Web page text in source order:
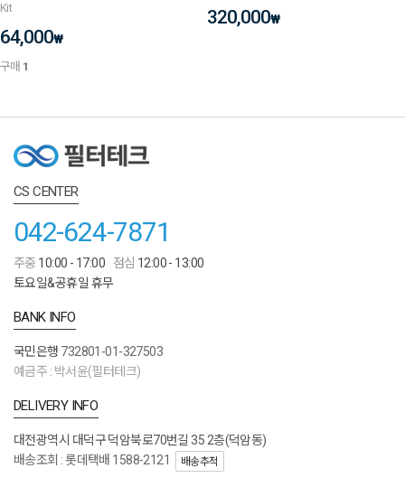
Kit
64,000₩
구매 1
320,000₩
CS CENTER
042-624-7871
주중 10:00 - 17:00 점심 12:00 - 13:00
토요일&공휴일 휴무
BANK INFO
국민은행 732801-01-327503
예금주 : 박서윤(필터테크)
DELIVERY INFO
대전광역시 대덕구 덕암북로70번길 35 2층(덕암동)
배송조회 : 롯데택배 1588-2121
배송추적